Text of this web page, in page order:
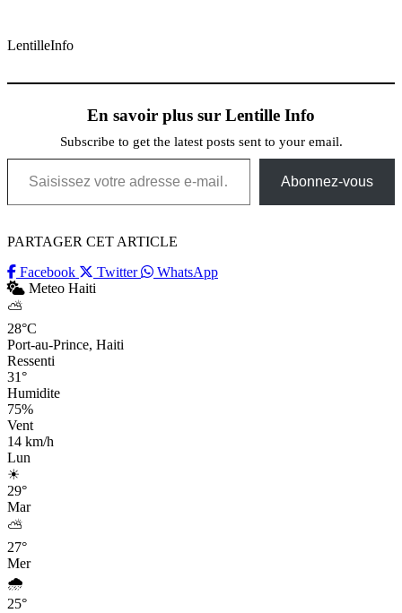
LentilleInfo
En savoir plus sur Lentille Info
Subscribe to get the latest posts sent to your email.
Saisissez votre adresse e-mail…
Abonnez-vous
PARTAGER CET ARTICLE
Facebook
Twitter
WhatsApp
Meteo Haiti
⛅
28°C
Port-au-Prince, Haiti
Ressenti
31°
Humidite
75%
Vent
14 km/h
Lun
☀
29°
Mar
⛅
27°
Mer
🌧
25°